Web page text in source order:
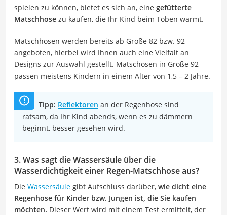
spielen zu können, bietet es sich an, eine gefütterte
Matschhose zu kaufen, die Ihr Kind beim Toben wärmt.
Matschhosen werden bereits ab Größe 82 bzw. 92
angeboten, hierbei wird Ihnen auch eine Vielfalt an
Designs zur Auswahl gestellt. Matschosen in Größe 92
passen meistens Kindern in einem Alter von 1,5 – 2 Jahre.
Tipp: Reflektoren an der Regenhose sind
ratsam, da Ihr Kind abends, wenn es zu dämmern
beginnt, besser gesehen wird.
3. Was sagt die Wassersäule über die
Wasserdichtigkeit einer Regen-Matschhose aus?
Die Wassersäule gibt Aufschluss darüber, wie dicht eine
Regenhose für Kinder bzw. Jungen ist, die Sie kaufen
möchten. Dieser Wert wird mit einem Test ermittelt, der